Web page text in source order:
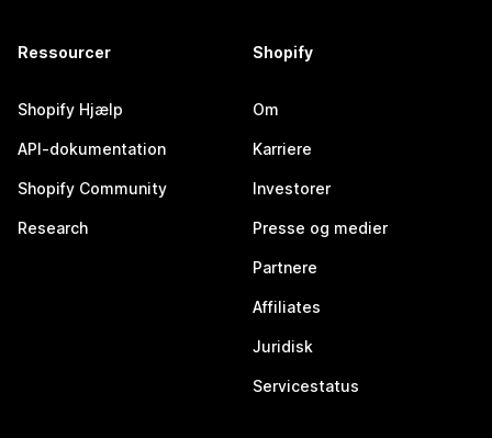
Ressourcer
Shopify Hjælp
API-dokumentation
Shopify Community
Research
Shopify
Om
Karriere
Investorer
Presse og medier
Partnere
Affiliates
Juridisk
Servicestatus